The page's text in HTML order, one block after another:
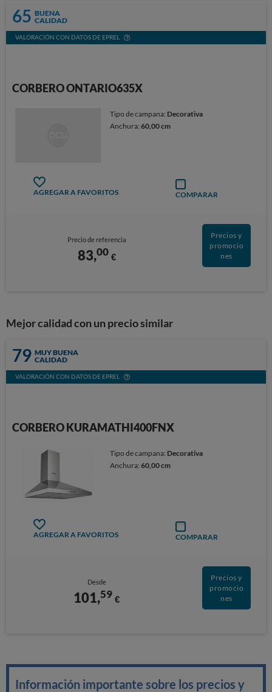
65 BUENA
CALIDAD
VALORACIÓN CON DATOS DE EPREL
CORBERO ONTARIO635X
Tipo de campana: Decorativa
Anchura:60,00 cm
AGREGAR A FAVORITOS COMPARAR
Precio de referencia
83,00 €
Precios y
promocio
nes
Mejor calidad con un precio similar
79 MUY BUENA
CALIDAD
VALORACIÓN CON DATOS DE EPREL
CORBERO KURAMATHI400FNX
Tipo de campana: Decorativa
Anchura:60,00 cm
AGREGAR A FAVORITOS COMPARAR
Desde
101,59 €
Precios y
promocio
nes
Información importante sobre los precios y